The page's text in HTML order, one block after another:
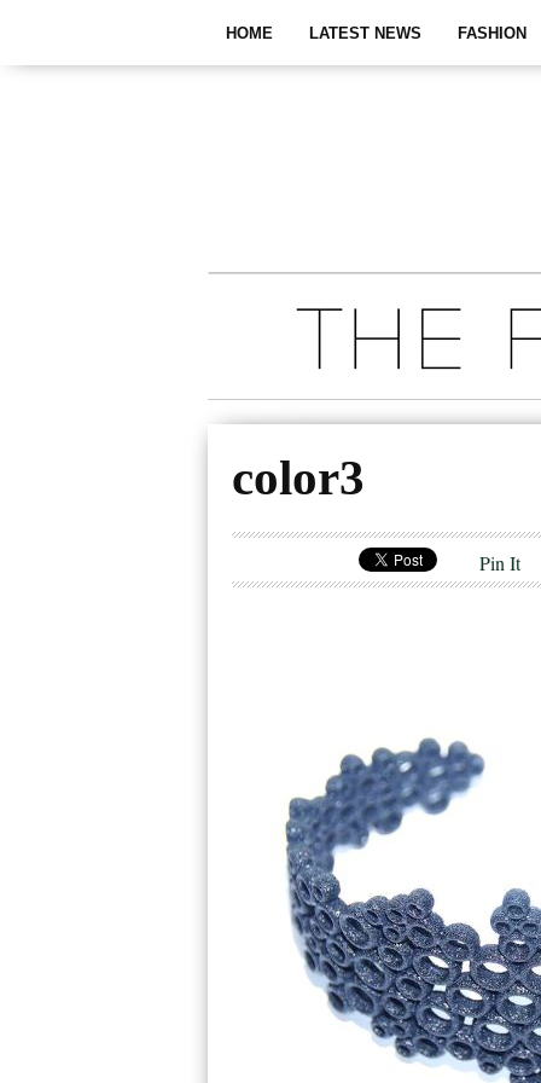
HOME LATEST NEWS FASHION
color3
Pin It